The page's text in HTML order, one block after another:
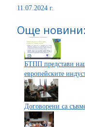
11.07.2024 г.
Още новини:
БТПП представи
европейските
Договорени са